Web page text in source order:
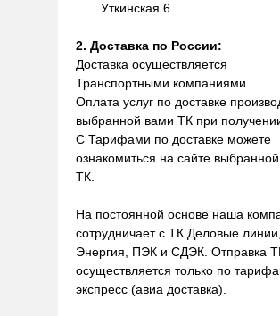
Уткинская 6
2. Доставка по России:
Доставка осуществляется
Транспортными компаниями.
Оплата услуг по доставке
выбранной вами ТК при получении
С Тарифами по доставке можете
ознакомиться на сайте
ТК.
На постоянной основе наша
сотрудничает с ТК Деловые линии,
Энергия, ПЭК и СДЭК. Отправка
осуществляется только по
экспресс (авиа доставка).